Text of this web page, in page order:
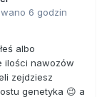
6 godzin
albo
ilości nawozów
zejdziesz
genetyka 😉 a